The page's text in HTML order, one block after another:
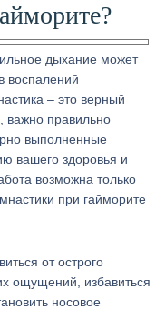
дыхание может
воспалений
– это верный
важно правильно
выполненные
вашего здоровья и
возможна только
при гайморите
от острого
ощущений, избавиться
носовое